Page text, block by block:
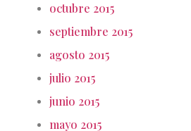
octubre 2015
septiembre 2015
agosto 2015
julio 2015
junio 2015
mayo 2015